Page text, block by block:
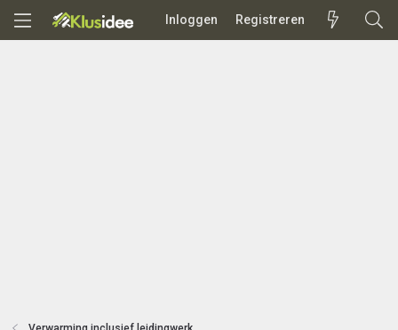
Inloggen Registreren